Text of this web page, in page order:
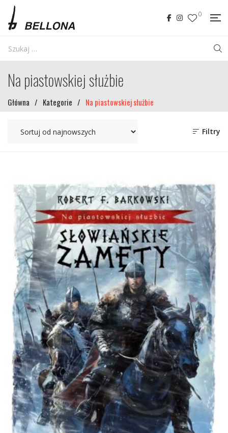
0
Na piastowskiej służbie
Główna / Kategorie / Na piastowskiej służbie
Filtry